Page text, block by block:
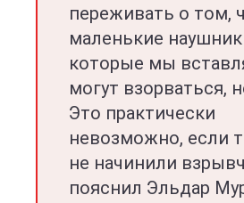
переживать о том,
маленькие
которые мы
могут взорваться,
Это практически
невозможно, если
не начинили
пояснил Эльдар